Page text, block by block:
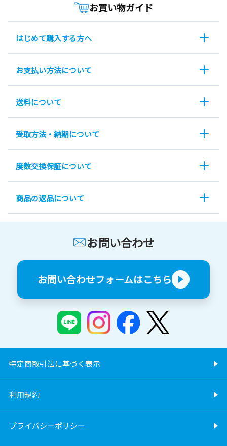
お買い物ガイド
はじめて購入する方へ
お支払い方法について
送料について
受取方法・納期について
度数交換保証について
商品の返品について
お問い合わせ
お問い合わせフォームはこちら
特定商取引法に基づく表示
利用規約
プライバシーポリシー